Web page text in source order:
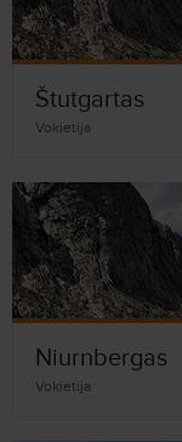
Štutgartas
Vokietija
Niurnbergas
Vokietija